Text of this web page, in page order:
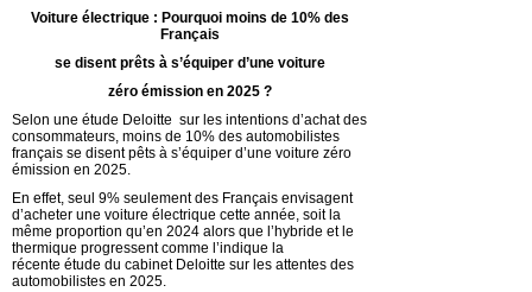
Voiture électrique : Pourquoi moins de 10% des
Français
se disent prêts à s’équiper d’une voiture
zéro émission en 2025 ?
Selon une étude Deloitte sur les intentions d’achat des
consommateurs, moins de 10% des automobilistes
français se disent pêts à s’équiper d’une voiture zéro
émission en 2025.
En effet, seul 9% seulement des Français envisagent
d’acheter une voiture électrique cette année, soit la
même proportion qu’en 2024 alors que l’hybride et le
thermique progressent comme l’indique la
récente étude du cabinet Deloitte sur les attentes des
automobilistes en 2025.